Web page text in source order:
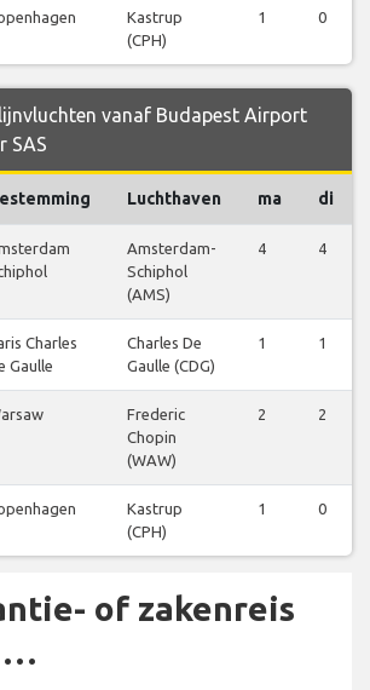
Kastrup
(CPH)
1 0
vanaf Budapest Airport
SAS
Luchthaven ma di
Amsterdam-
Schiphol
(AMS)
4 4
Charles
Gaulle
Charles De
Gaulle (CDG)
1 1
Frederic
Chopin
(WAW)
2 2
Kastrup
(CPH)
1 0
of zakenreis
…